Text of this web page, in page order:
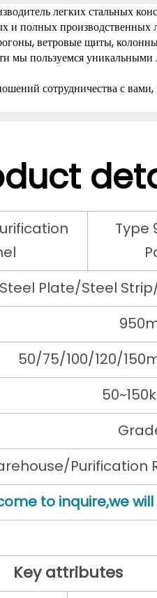
легких стальных
и полных
ветровые щиты,
мы пользуемся
сотрудничества с
Type
Plate/Steel
50/75/100/120/
Purification
to inquire,we
Key attributes